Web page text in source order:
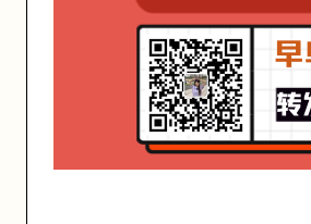
University of Queensland
Economics for Commerce
匠人学院提供高质量的IT培训课程和